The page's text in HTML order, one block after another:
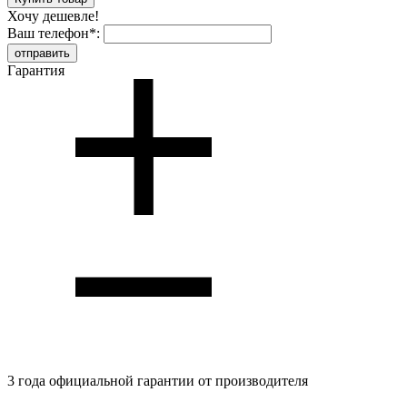
Хочу дешевле!
Ваш телефон*:
Гарантия
3 года официальной гарантии от производителя